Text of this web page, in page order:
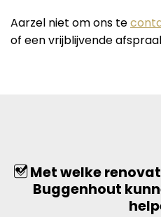
Aarzel niet om ons te
of een vrijblijvende
Met welke
Buggenhout